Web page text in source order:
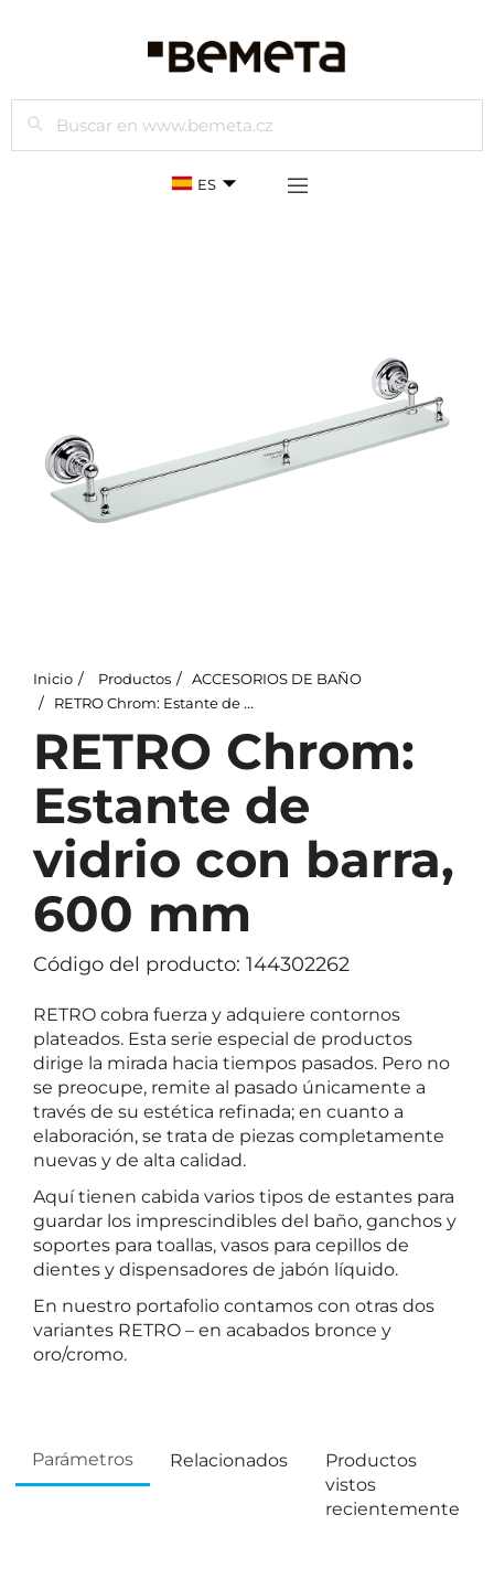
Buscar
ES
Inicio Productos
ACCESORIOS DE BAÑO
RETRO Chrom: Estante de vidrio con barra, 600 mm
RETRO Chrom:
Estante de
vidrio con barra,
600 mm
Código del producto: 144302262
RETRO cobra fuerza y adquiere contornos
plateados. Esta serie especial de productos
dirige la mirada hacia tiempos pasados. Pero no
se preocupe, remite al pasado únicamente a
través de su estética refinada; en cuanto a
elaboración, se trata de piezas completamente
nuevas y de alta calidad.
Aquí tienen cabida varios tipos de estantes para
guardar los imprescindibles del baño, ganchos y
soportes para toallas, vasos para cepillos de
dientes y dispensadores de jabón líquido.
En nuestro portafolio contamos con otras dos
variantes RETRO – en acabados bronce y
oro/cromo.
Parámetros Relacionados
Productos
vistos
recientemente